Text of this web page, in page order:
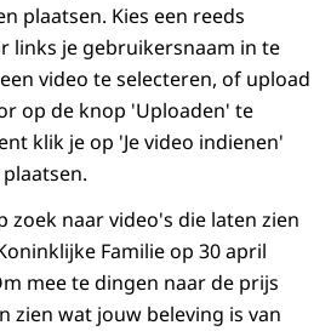
plaatsen. Kies een reeds
links je gebruikersnaam in te
video te selecteren, of upload
op de knop 'Uploaden' te
klik je op 'Je video indienen'
zoek naar video's die laten zien
Familie op 30 april
mee te dingen naar de prijs
zien wat jouw beleving is van